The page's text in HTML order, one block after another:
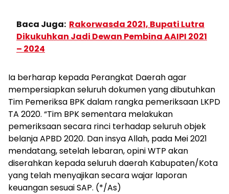
Baca Juga: Rakorwasda 2021, Bupati Lutra
Dikukuhkan Jadi Dewan Pembina AAIPI 2021
– 2024
Ia berharap kepada Perangkat Daerah agar
mempersiapkan seluruh dokumen yang dibutuhkan
Tim Pemeriksa BPK dalam rangka pemeriksaan LKPD
TA 2020. “Tim BPK sementara melakukan
pemeriksaan secara rinci terhadap seluruh objek
belanja APBD 2020. Dan insya Allah, pada Mei 2021
mendatang, setelah lebaran, opini WTP akan
diserahkan kepada seluruh daerah Kabupaten/Kota
yang telah menyajikan secara wajar laporan
keuangan sesuai SAP. (*/As)